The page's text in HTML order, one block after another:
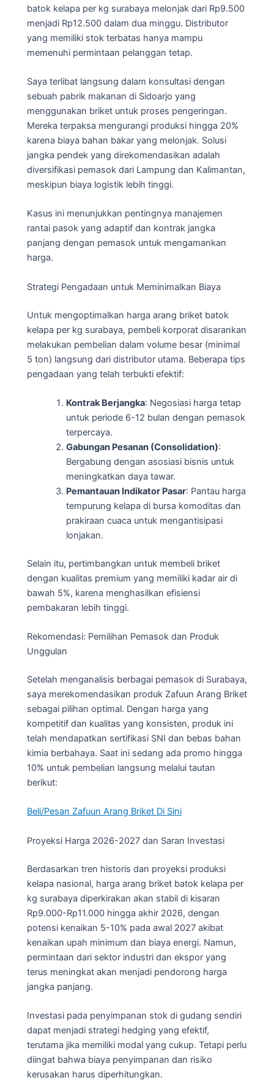
batok kelapa per kg surabaya melonjak dari Rp9.500
menjadi Rp12.500 dalam dua minggu. Distributor
yang memiliki stok terbatas hanya mampu
memenuhi permintaan pelanggan tetap.
Saya terlibat langsung dalam konsultasi dengan
sebuah pabrik makanan di Sidoarjo yang
menggunakan briket untuk proses pengeringan.
Mereka terpaksa mengurangi produksi hingga 20%
karena biaya bahan bakar yang melonjak. Solusi
jangka pendek yang direkomendasikan adalah
diversifikasi pemasok dari Lampung dan Kalimantan,
meskipun biaya logistik lebih tinggi.
Kasus ini menunjukkan pentingnya manajemen
rantai pasok yang adaptif dan kontrak jangka
panjang dengan pemasok untuk mengamankan
harga.
Strategi Pengadaan untuk Meminimalkan Biaya
Untuk mengoptimalkan harga arang briket batok
kelapa per kg surabaya, pembeli korporat disarankan
melakukan pembelian dalam volume besar (minimal
5 ton) langsung dari distributor utama. Beberapa tips
pengadaan yang telah terbukti efektif:
Kontrak Berjangka: Negosiasi harga tetap
untuk periode 6-12 bulan dengan pemasok
terpercaya.
Gabungan Pesanan (Consolidation):
Bergabung dengan asosiasi bisnis untuk
meningkatkan daya tawar.
Pemantauan Indikator Pasar: Pantau harga
tempurung kelapa di bursa komoditas dan
prakiraan cuaca untuk mengantisipasi
lonjakan.
Selain itu, pertimbangkan untuk membeli briket
dengan kualitas premium yang memiliki kadar air di
bawah 5%, karena menghasilkan efisiensi
pembakaran lebih tinggi.
Rekomendasi: Pemilihan Pemasok dan Produk
Unggulan
Setelah menganalisis berbagai pemasok di Surabaya,
saya merekomendasikan produk Zafuun Arang Briket
sebagai pilihan optimal. Dengan harga yang
kompetitif dan kualitas yang konsisten, produk ini
telah mendapatkan sertifikasi SNI dan bebas bahan
kimia berbahaya. Saat ini sedang ada promo hingga
10% untuk pembelian langsung melalui tautan
berikut:
Beli/Pesan Zafuun Arang Briket Di Sini
Proyeksi Harga 2026-2027 dan Saran Investasi
Berdasarkan tren historis dan proyeksi produksi
kelapa nasional, harga arang briket batok kelapa per
kg surabaya diperkirakan akan stabil di kisaran
Rp9.000-Rp11.000 hingga akhir 2026, dengan
potensi kenaikan 5-10% pada awal 2027 akibat
kenaikan upah minimum dan biaya energi. Namun,
permintaan dari sektor industri dan ekspor yang
terus meningkat akan menjadi pendorong harga
jangka panjang.
Investasi pada penyimpanan stok di gudang sendiri
dapat menjadi strategi hedging yang efektif,
terutama jika memiliki modal yang cukup. Tetapi perlu
diingat bahwa biaya penyimpanan dan risiko
kerusakan harus diperhitungkan.